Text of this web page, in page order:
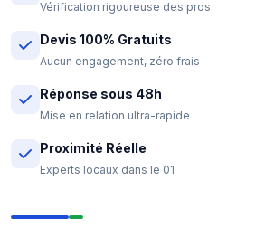
Vérification rigoureuse des pros
Devis 100% Gratuits
Aucun engagement, zéro frais
Réponse sous 48h
Mise en relation ultra-rapide
Proximité Réelle
Experts locaux dans le 01